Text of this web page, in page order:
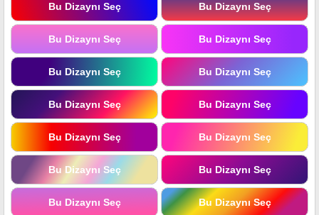
Bu Dizaynı Seç Bu Dizaynı Seç
Bu Dizaynı Seç Bu Dizaynı Seç
Bu Dizaynı Seç Bu Dizaynı Seç
Bu Dizaynı Seç Bu Dizaynı Seç
Bu Dizaynı Seç Bu Dizaynı Seç
Bu Dizaynı Seç Bu Dizaynı Seç
Bu Dizaynı Seç Bu Dizaynı Seç